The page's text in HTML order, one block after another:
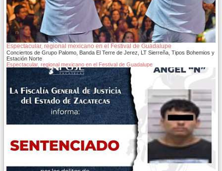
Espectacular, regional mexicano en el Festival de Guadalupe
Conciertos de Grupo Palomo, Banda El Terre de Jerez, LT Sierreña, Tipos Bohemios y
Estación Norte
Espectacular, regional mexicano en el Festival de Guadalupe